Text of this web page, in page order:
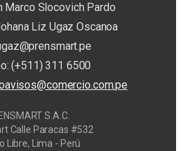
Marco Slocovich Pardo
Liz Ugaz Oscanoa
(+511) 311 6500
S.A.C.
Calle Paracas #532
Libre, Lima - Perú